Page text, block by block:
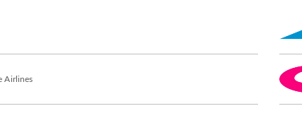
Airlines